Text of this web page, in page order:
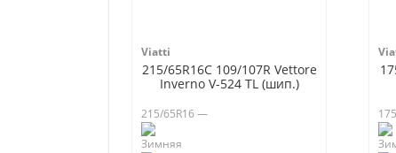
Viatti
215/65R16C 109/107R Vettore
Inverno V-524 TL (шип.)
215/65R16 —